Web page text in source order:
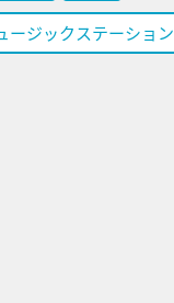
ージックステーション